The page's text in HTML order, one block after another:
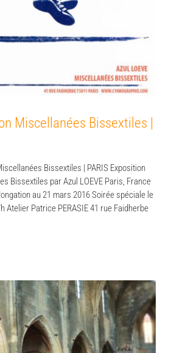
Miscellanées Bissextiles
| PARIS
Miscellanées Bissextiles |
Bissextiles | PARIS Exposition
Bissextiles par Azul LOEVE Paris, France
au 21 mars 2016 Soirée spéciale le
Atelier Patrice PERASIE 41 rue Faidherbe